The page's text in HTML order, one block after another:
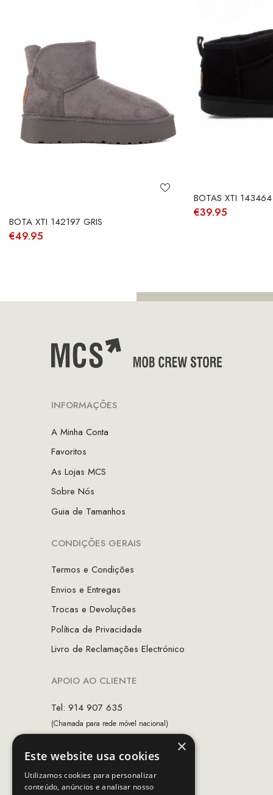
BOTA XTI 142197 GRIS
€49.95
BOTAS XTI
€39.95
INFORMAÇÕES
A Minha Conta
Favoritos
As Lojas MCS
Sobre Nós
Guia de Tamanhos
CONDIÇÕES GERAIS
Termos e Condições
Envios e Entregas
Trocas e Devoluções
Política de Privacidade
Livro de Reclamações Electrónico
APOIO AO CLIENTE
Tel: 914 907 635
(Chamada para rede móvel nacional)
Horário de contacto:
Dias úteis das 10h as 19h
×
Este website usa cookies
Utilizamos cookies para personalizar
conteúdo, anúncios e analisar nosso